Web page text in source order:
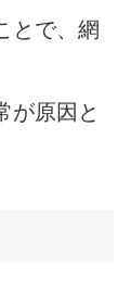
とで、網
が原因と